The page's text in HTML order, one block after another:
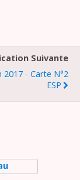
Suivante
2017 - Carte N°2
ESP